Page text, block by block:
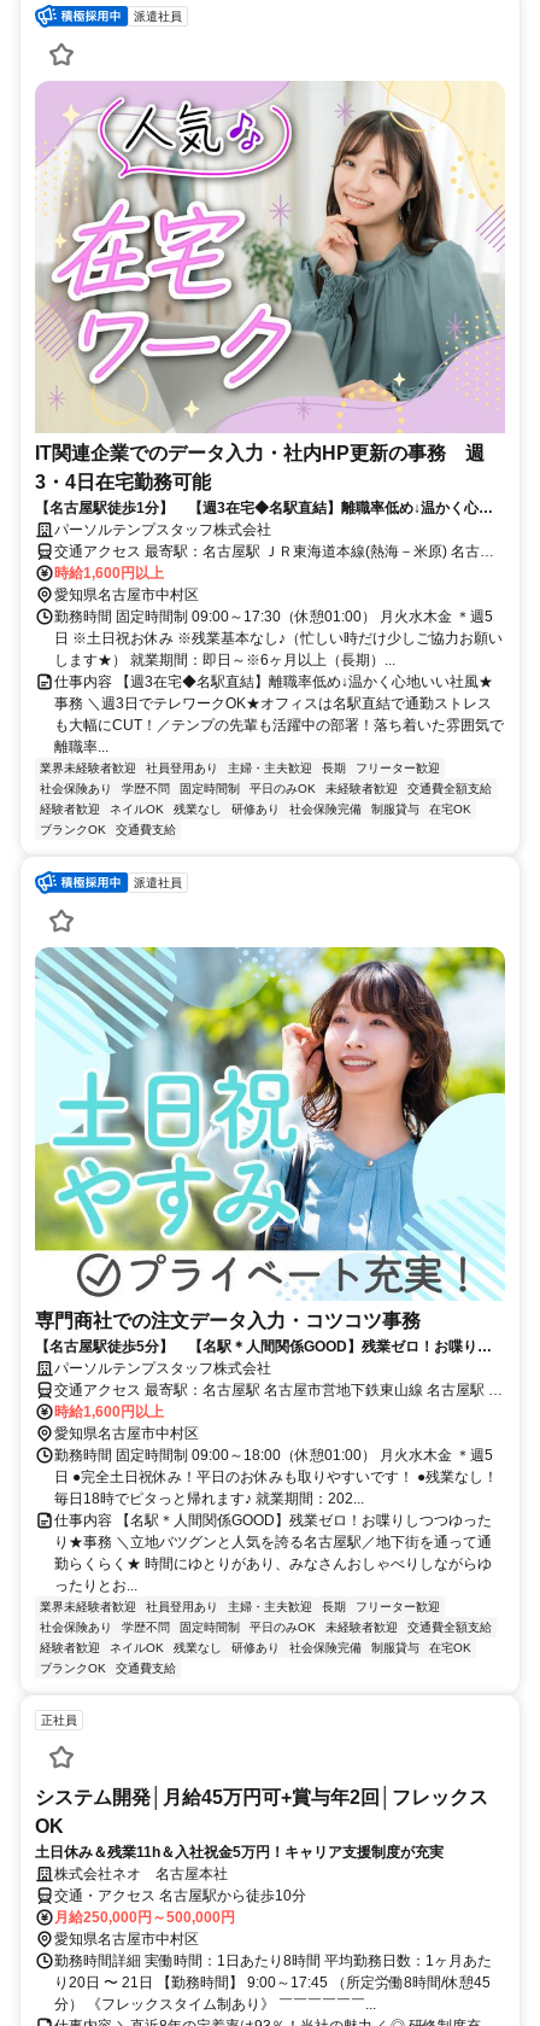
派遣社員
IT関連企業でのデータ入力・社内HP更新の事務 週
3・4日在宅勤務可能
【名古屋駅徒歩1分】 【週3在宅◆名駅直結】離職率低め↓温かく心地
いい社風！事務
パーソルテンプスタッフ株式会社
交通アクセス 最寄駅：名古屋駅 ＪＲ東海道本線(熱海－米原) 名古屋
駅 徒歩1分 名鉄名古屋本線 名鉄名古屋駅 徒歩4分 ＜名古屋駅直結ビ
ル＞桜通線・名鉄・近鉄・あおなみ線も便利◎
時給1,600円以上
愛知県名古屋市中村区
勤務時間 固定時間制 09:00～17:30（休憩01:00） 月火水木金 ＊週5
日 ※土日祝お休み ※残業基本なし♪（忙しい時だけ少しご協力お願い
します★） 就業期間：即日～※6ヶ月以上（長期）...
仕事内容 【週3在宅◆名駅直結】離職率低め↓温かく心地いい社風★
事務 ＼週3日でテレワークOK★オフィスは名駅直結で通勤ストレス
も大幅にCUT！／テンプの先輩も活躍中の部署！落ち着いた雰囲気で
離職率...
業界未経験者歓迎 社員登用あり 主婦・主夫歓迎 長期
フリーター歓迎
社会保険あり
学歴不問 固定時間制 平日のみOK 未経験者歓迎
交通費全額支給
経験者歓迎
ネイルOK 残業なし 研修あり 社会保険完備 制服貸与
在宅OK
ブランクOK
交通費支給
派遣社員
専門商社での注文データ入力・コツコツ事務
【名古屋駅徒歩5分】 【名駅＊人間関係GOOD】残業ゼロ！お喋りし
つつゆったり！事務
パーソルテンプスタッフ株式会社
交通アクセス 最寄駅：名古屋駅 名古屋市営地下鉄東山線 名古屋駅 徒
歩5分 名鉄名古屋本線 名鉄名古屋駅 徒歩6分 ※桜通線・名鉄・近鉄・
あおなみ線からもアクセス◎
時給1,600円以上
愛知県名古屋市中村区
勤務時間 固定時間制 09:00～18:00（休憩01:00） 月火水木金 ＊週5
日 ●完全土日祝休み！平日のお休みも取りやすいです！ ●残業なし！
毎日18時でピタっと帰れます♪ 就業期間：202...
仕事内容 【名駅＊人間関係GOOD】残業ゼロ！お喋りしつつゆった
り★事務 ＼立地バツグンと人気を誇る名古屋駅／地下街を通って通
勤らくらく★ 時間にゆとりがあり、みなさんおしゃべりしながらゆ
ったりとお...
業界未経験者歓迎 社員登用あり 主婦・主夫歓迎 長期
フリーター歓迎
社会保険あり
学歴不問 固定時間制 平日のみOK 未経験者歓迎
交通費全額支給
経験者歓迎
ネイルOK 残業なし 研修あり 社会保険完備 制服貸与
在宅OK
ブランクOK
交通費支給
正社員
システム開発│月給45万円可+賞与年2回│フレックス
OK
土日休み＆残業11h＆入社祝金5万円！キャリア支援制度が充実
株式会社ネオ 名古屋本社
交通・アクセス 名古屋駅から徒歩10分
月給250,000円～500,000円
愛知県名古屋市中村区
勤務時間詳細 実働時間：1日あたり8時間 平均勤務日数：1ヶ月あた
り20日 〜 21日 【勤務時間】 9:00～17:45 （所定労働8時間/休憩45
分） 《フレックスタイム制あり》 ￣￣￣￣￣￣...